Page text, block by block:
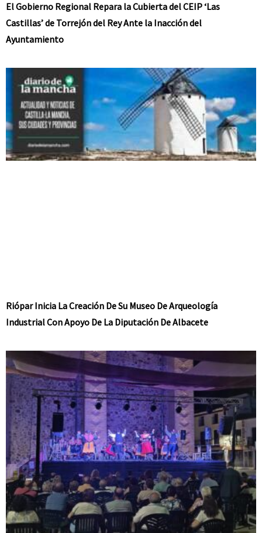
El Gobierno Regional Repara la Cubierta del CEIP ‘Las
Castillas’ de Torrejón del Rey Ante la Inacción del
Ayuntamiento
Riópar Inicia La Creación De Su Museo De Arqueología
Industrial Con Apoyo De La Diputación De Albacete